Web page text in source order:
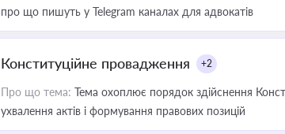
про що пишуть у Telegram каналах для адвокатів
Конституційне провадження +2
Про що тема: Тема охоплює порядок здійснення
ухвалення актів і формування правових позицій